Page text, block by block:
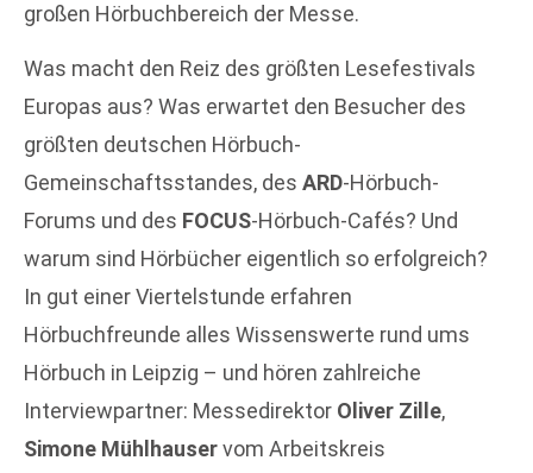
großen Hörbuchbereich der Messe.
Was macht den Reiz des größten Lesefestivals
Europas aus? Was erwartet den Besucher des
größten deutschen Hörbuch-
Gemeinschaftsstandes, des ARD-Hörbuch-
Forums und des FOCUS-Hörbuch-Cafés? Und
warum sind Hörbücher eigentlich so erfolgreich?
In gut einer Viertelstunde erfahren
Hörbuchfreunde alles Wissenswerte rund ums
Hörbuch in Leipzig – und hören zahlreiche
Interviewpartner: Messedirektor Oliver Zille,
Simone Mühlhauservom Arbeitskreis